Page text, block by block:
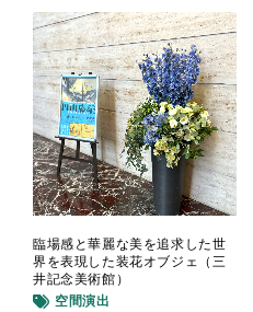
臨場感と華麗な美を追求した世
界を表現した装花オブジェ（三
井記念美術館）
空間演出